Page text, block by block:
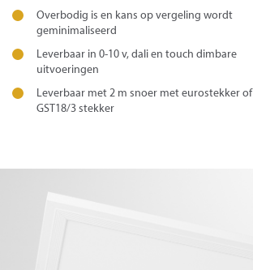
Overbodig is en kans op vergeling wordt
geminimaliseerd
Leverbaar in 0-10 v, dali en touch dimbare
uitvoeringen
Leverbaar met 2 m snoer met eurostekker of
GST18/3 stekker